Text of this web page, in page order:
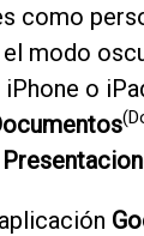
como
el modo
o